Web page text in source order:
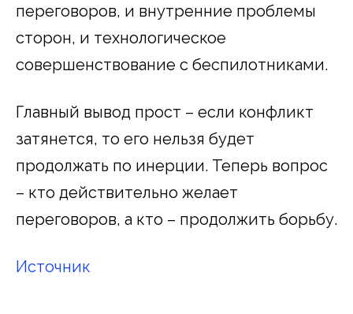
переговоров, и внутренние проблемы
сторон, и технологическое
совершенствование с беспилотниками.
Главный вывод прост – если конфликт
затянется, то его нельзя будет
продолжать по инерции. Теперь вопрос
– кто действительно желает
переговоров, а кто – продолжить борьбу.
Источник